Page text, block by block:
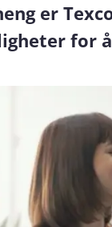
er
for